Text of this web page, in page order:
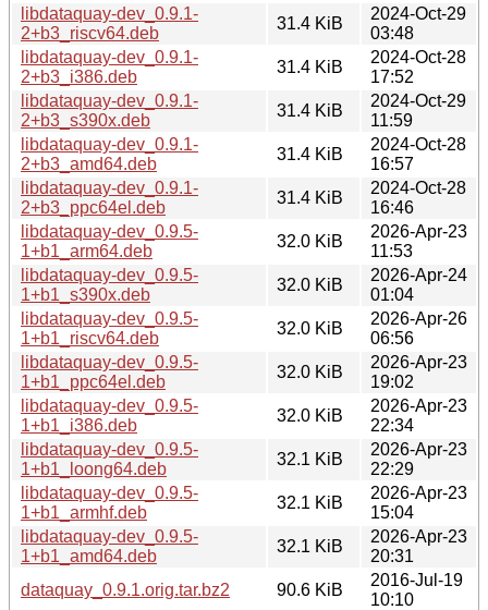
libdataquay-dev_0.9.1-
2+b3_riscv64.deb
31.4 KiB
2024-Oct-29
03:48
libdataquay-dev_0.9.1-
2+b3_i386.deb
31.4 KiB
2024-Oct-28
17:52
libdataquay-dev_0.9.1-
2+b3_s390x.deb
31.4 KiB
2024-Oct-29
11:59
libdataquay-dev_0.9.1-
2+b3_amd64.deb
31.4 KiB
2024-Oct-28
16:57
libdataquay-dev_0.9.1-
2+b3_ppc64el.deb
31.4 KiB
2024-Oct-28
16:46
libdataquay-dev_0.9.5-
1+b1_arm64.deb
32.0 KiB
2026-Apr-23
11:53
libdataquay-dev_0.9.5-
1+b1_s390x.deb
32.0 KiB
2026-Apr-24
01:04
libdataquay-dev_0.9.5-
1+b1_riscv64.deb
32.0 KiB
2026-Apr-26
06:56
libdataquay-dev_0.9.5-
1+b1_ppc64el.deb
32.0 KiB
2026-Apr-23
19:02
libdataquay-dev_0.9.5-
1+b1_i386.deb
32.0 KiB
2026-Apr-23
22:34
libdataquay-dev_0.9.5-
1+b1_loong64.deb
32.1 KiB
2026-Apr-23
22:29
libdataquay-dev_0.9.5-
1+b1_armhf.deb
32.1 KiB
2026-Apr-23
15:04
libdataquay-dev_0.9.5-
1+b1_amd64.deb
32.1 KiB
2026-Apr-23
20:31
dataquay_0.9.1.orig.tar.bz2
90.6 KiB
2016-Jul-19
10:10